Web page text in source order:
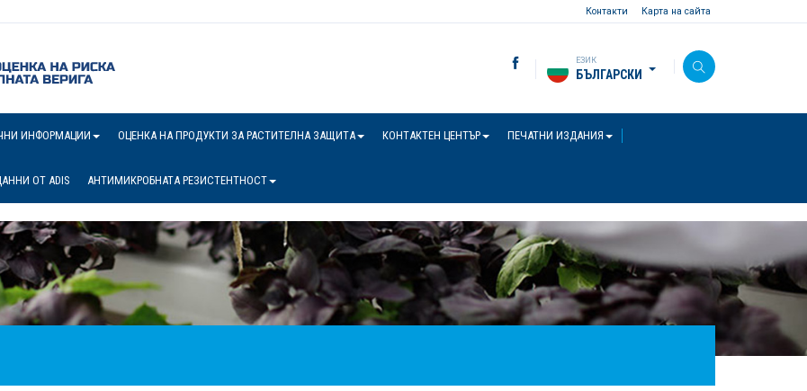
Контакти Карта на сайта
ЕЗИК
БЪЛГАРСКИ
ИНФОРМАЦИИ ОЦЕНКА НА ПРОДУКТИ ЗА РАСТИТЕЛНА ЗАЩИТА КОНТАКТЕН ЦЕНТЪР ПЕЧАТНИ ИЗДАНИЯ
ОТ ADIS АНТИМИКРОБНАТА РЕЗИСТЕНТНОСТ